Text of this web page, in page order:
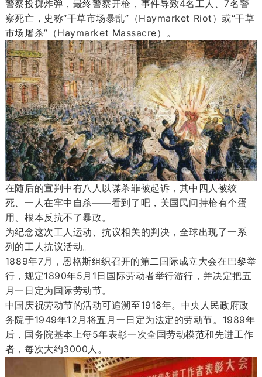
警察投掷炸弹，最终警察开枪，事件导致4名工人、7名警
察死亡，史称“干草市场暴乱”（Haymarket Riot）或“干草
市场屠杀”（Haymarket Massacre）。
在随后的宣判中有八人以谋杀罪被起诉，其中四人被绞
死、一人在牢中自杀——看到了吧，美国民间持枪有个蛋
用、根本反抗不了暴政。
为纪念这次工人运动、抗议相关的判决，全球出现了一系
列的工人抗议活动。
1889年7月，恩格斯组织召开的第二国际成立大会在巴黎举
行，规定1890年5月1日国际劳动者举行游行，并决定把五
月一日定为国际劳动节。
中国庆祝劳动节的活动可追溯至1918年。中央人民政府政
务院于1949年12月将五月一日定为法定的劳动节。1989年
后，国务院基本上每5年表彰一次全国劳动模范和先进工作
者，每次大约3000人。